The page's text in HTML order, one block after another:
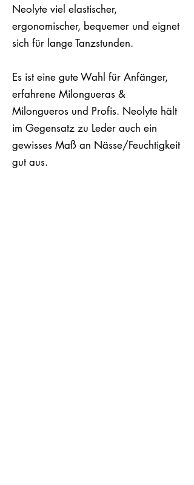
Neolyte viel elastischer,
ergonomischer, bequemer und eignet
sich für lange Tanzstunden.
Es ist eine gute Wahl für Anfänger,
erfahrene Milongueras &
Milongueros und Profis. Neolyte hält
im Gegensatz zu Leder auch ein
gewisses Maß an Nässe/Feuchtigkeit
gut aus.